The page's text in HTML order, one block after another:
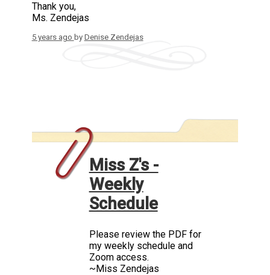
Thank you,
Ms. Zendejas
5 years ago by Denise Zendejas
Miss Z's -
Weekly
Schedule
Please review the PDF for
my weekly schedule and
Zoom access.
~Miss Zendejas